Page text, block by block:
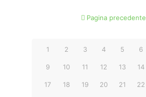
Pagina precedente
1 2 3 4 5 6
9 10 11 12 13 14
17 18 19 20 21 22